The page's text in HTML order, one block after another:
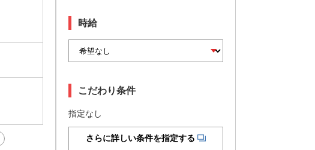
時給
こだわり条件
指定なし
さらに詳しい条件を指定する